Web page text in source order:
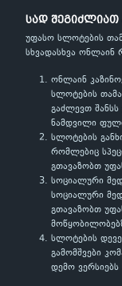
სად
უფასო სლოტების
სხვადასხვა ონლაინ
ონლაინ
სლოტების
გაძლევთ
ნამდვილი
სლოტების
რომლებიც
გთავაზობთ
სოციალური
სოციალური
გთავაზობთ
სლოტების
გამომშვები
დემო ვერსიებს